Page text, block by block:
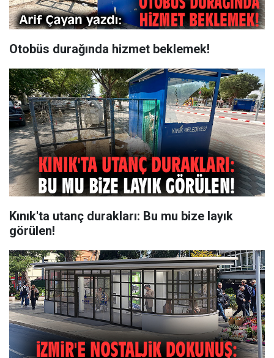
Otobüs durağında hizmet beklemek!
Kınık'ta utanç durakları: Bu mu bize layık
görülen!